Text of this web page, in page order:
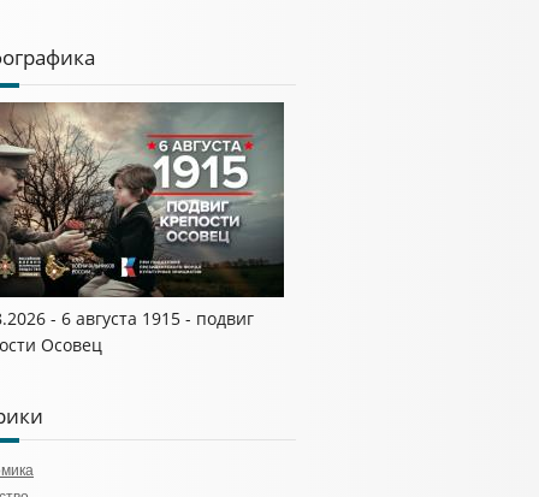
- 6 августа 1915 - подвиг
Осовец